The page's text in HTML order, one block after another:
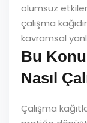
olumsuz
çalışma
kavramsal
Bu Konu
Nasıl
Çalışma